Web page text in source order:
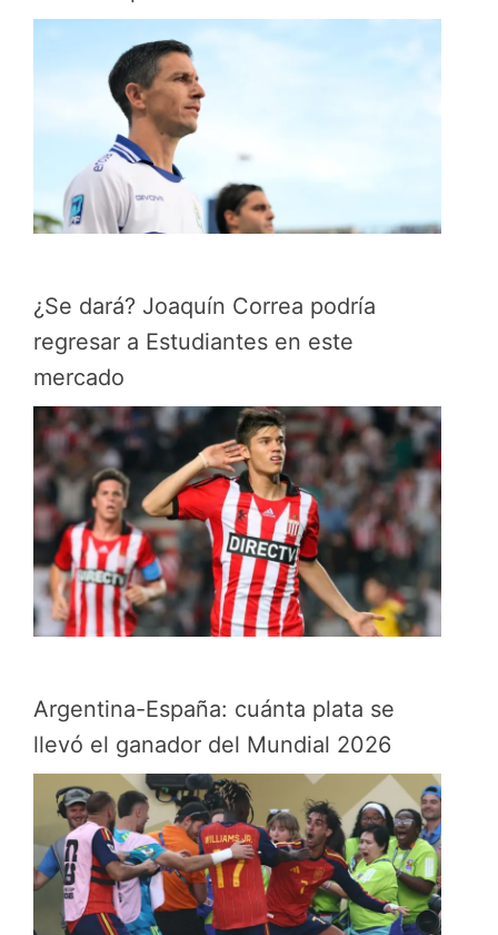
¿Se dará? Joaquín Correa podría
regresar a Estudiantes en este
mercado
Argentina-España: cuánta plata se
llevó el ganador del Mundial 2026